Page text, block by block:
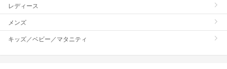
レディース
メンズ
キッズ／ベビー／マタニティ